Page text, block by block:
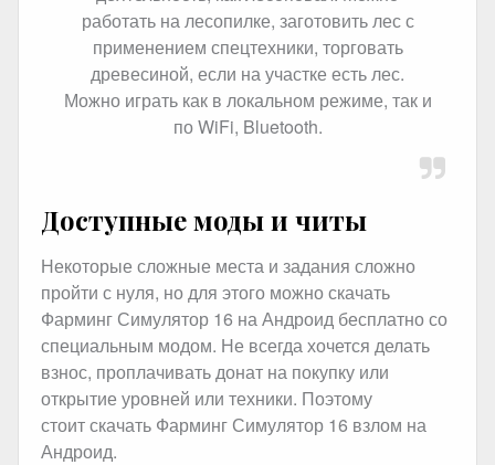
работать на лесопилке, заготовить лес с
применением спецтехники, торговать
древесиной, если на участке есть лес.
Можно играть как в локальном режиме, так и
по WiFi, Bluetooth.
Доступные моды и читы
Некоторые сложные места и задания сложно
пройти с нуля, но для этого можно скачать
Фарминг Симулятор 16 на Андроид бесплатно со
специальным модом. Не всегда хочется делать
взнос, проплачивать донат на покупку или
открытие уровней или техники. Поэтому
стоит скачать Фарминг Симулятор 16 взлом на
Андроид.